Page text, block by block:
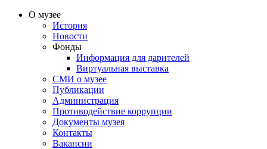
О музее
История
Новости
Фонды
Информация для дарителей
Виртуальная выставка
СМИ о музее
Публикации
Администрация
Противодействие коррупции
Документы музея
Контакты
Вакансии